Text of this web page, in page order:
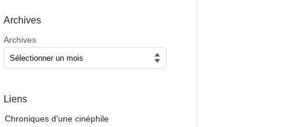
Archives
Archives
Liens
Chroniques d'une cinéphile